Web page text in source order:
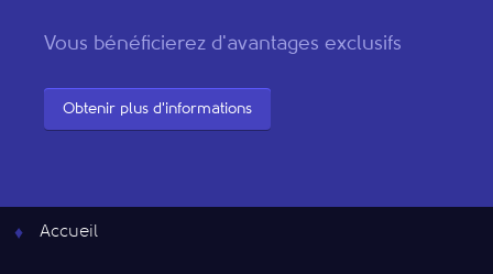
Vous bénéficierez d'avantages exclusifs
Obtenir plus d'informations
Accueil